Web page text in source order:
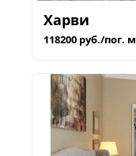
Харви
118200 руб./пог. м